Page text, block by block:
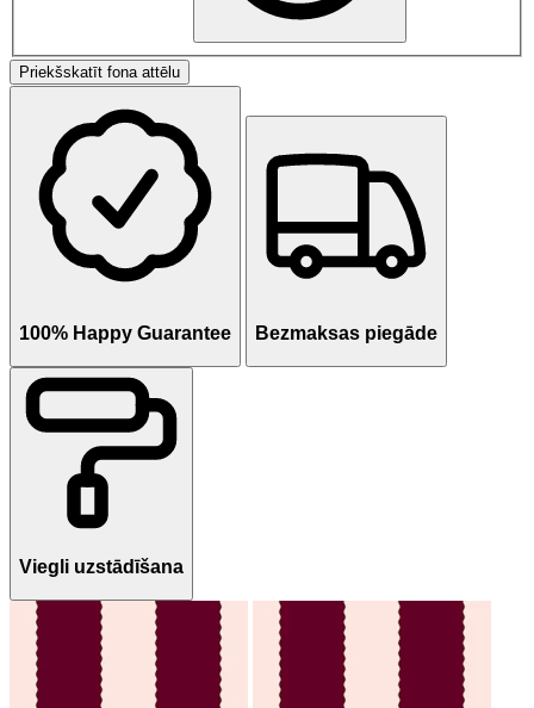
Priekšskatīt fona attēlu
100% Happy Guarantee Bezmaksas piegāde
Viegli uzstādīšana